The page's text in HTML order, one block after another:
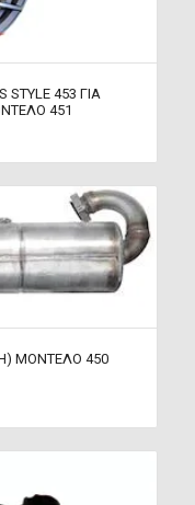
STYLE 453 ΓΙΑ
451
ΜΟΝΤΕΛΟ 450